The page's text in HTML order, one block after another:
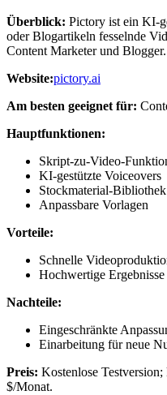
Überblick: Pictory ist ein KI-
oder Blogartikeln fesselnde
Content Marketer und Blogger.
Website:pictory.ai
Am besten geeignet für:
Hauptfunktionen:
Skript-zu-Video-
KI-gestützte Voiceovers
Stockmaterial-Bibliothek
Anpassbare Vorlagen
Vorteile:
Schnelle
Hochwertige Ergebnisse
Nachteile:
Eingeschränkte
Einarbeitung für neue
Preis: Kostenlose
$/Monat.